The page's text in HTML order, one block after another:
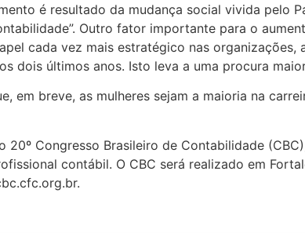
é resultado da mudança social vivida pelo
Outro fator importante para o
cada vez mais estratégico nas
dois últimos anos. Isto leva a uma procura
em breve, as mulheres sejam a maioria na
20º Congresso Brasileiro de Contabilidade
contábil. O CBC será realizado em